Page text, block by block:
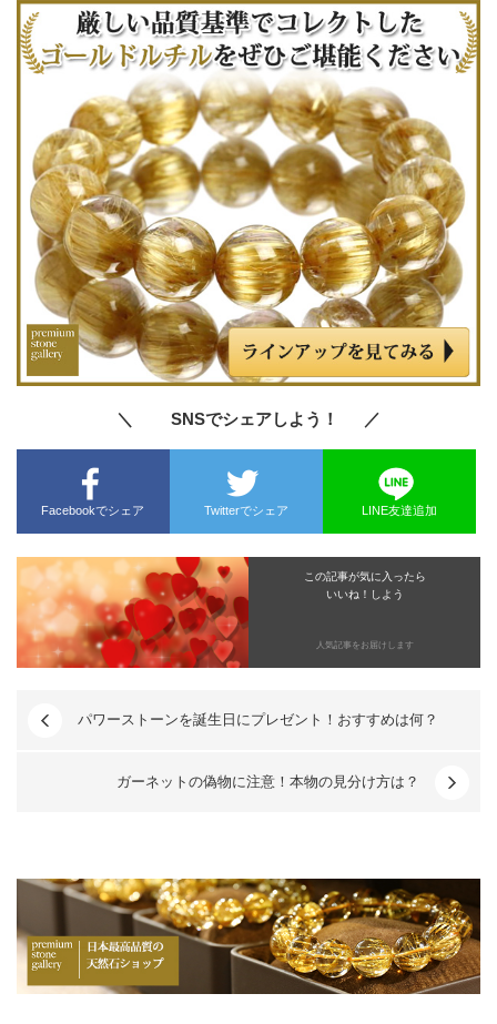
＼ SNSでシェアしよう！ ／
Facebookでシェア Twitterでシェア LINE友達追加
この記事が気に入ったら
いいね！しよう
人気記事をお届けします
パワーストーンを誕生日にプレゼント！おすすめは何？
ガーネットの偽物に注意！本物の見分け方は？